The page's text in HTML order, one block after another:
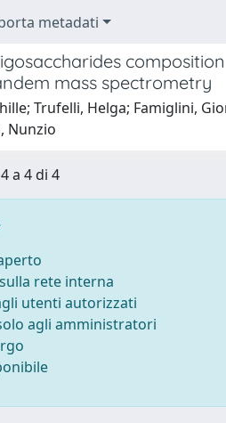
metadati
mass spectrometry
Trufelli, Helga; Famiglini,
Nunzio
a 4 di 4
rete interna
utenti autorizzati
agli amministratori